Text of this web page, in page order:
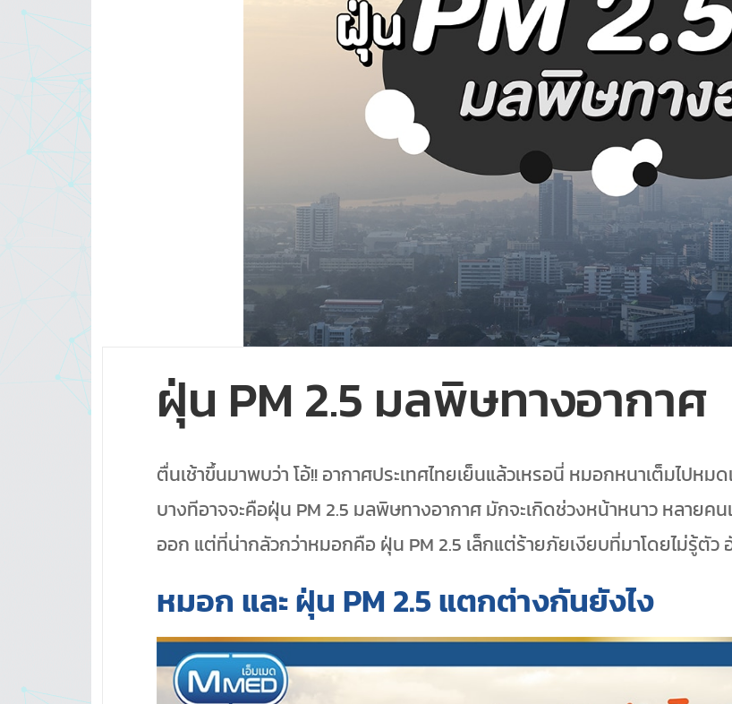
ฝุ่น PM 2.5 มลพิษทางอากาศ
ตื่นเช้าขึ้นมาพบว่า โอ้!! อากาศประเทศไทยเย็นแล้วเหรอนี่ หมอกหนาเต็มไปห
บางทีอาจจะคือฝุ่น PM 2.5 มลพิษทางอากาศ มักจะเกิดช่วงหน้าหนาว หลายค
ออก แต่ที่น่ากลัวกว่าหมอกคือ ฝุ่น PM 2.5 เล็กแต่ร้ายภัยเงียบที่มาโดยไม่รู้ตัว
หมอก และ ฝุ่น PM 2.5 แตกต่างกันยังไง